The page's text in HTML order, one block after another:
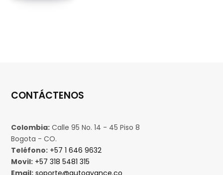
CONTÁCTENOS
Colombia: Calle 95 No. 14 - 45 Piso 8
Bogota - CO.
Teléfono: +57 1 646 9632
Movil: +57 318 5481 315
Email: soporte@autoavance.co